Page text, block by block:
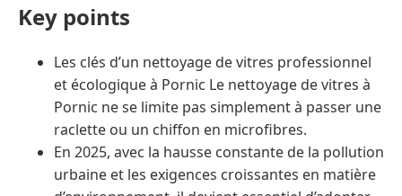
Key points
Les clés d’un nettoyage de vitres professionnel
et écologique à Pornic Le nettoyage de vitres à
Pornic ne se limite pas simplement à passer une
raclette ou un chiffon en microfibres.
En 2025, avec la hausse constante de la pollution
urbaine et les exigences croissantes en matière